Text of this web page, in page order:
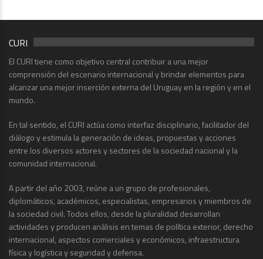
CURI
El CURI tiene como objetivo central contribuir a una mejor
comprensión del escenario internacional y brindar elementos para
alcanzar una mejor inserción externa del Uruguay en la región y en el
mundo.
En tal sentido, el CURI actúa como interfaz disciplinario, facilitador del
diálogo y estimula la generación de ideas, propuestas y acciones
entre los diversos actores y sectores de la sociedad nacional y la
comunidad internacional.
A partir del año 2003, reúne a un grupo de profesionales,
diplomáticos, académicos, especialistas, empresarios y miembros de
la sociedad civil. Todos ellos, desde la pluralidad desarrollan
actividades y producen análisis en temas de política exterior, derecho
internacional, aspectos comerciales y económicos, infraestructura
física y logística y seguridad y defensa.